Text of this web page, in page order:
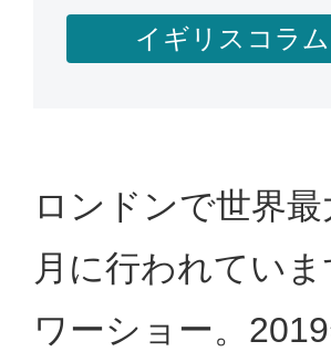
イギリスコラム
ロンドンで世界
月に行われてい
ワーショー。